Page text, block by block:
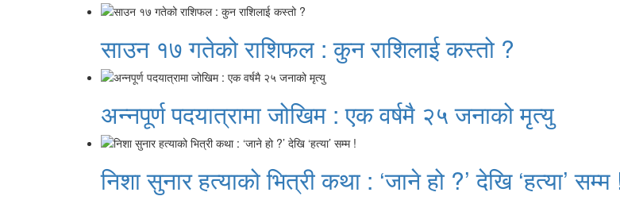
साउन १७ गतेको राशिफल : कुन राशिलाई कस्तो ?
अन्नपूर्ण पदयात्रामा जोखिम : एक वर्षमै २५ जनाको मृत्यु
निशा सुनार हत्याको भित्री कथा : ‘जाने हो ?’ देखि ‘हत्या’ सम्म